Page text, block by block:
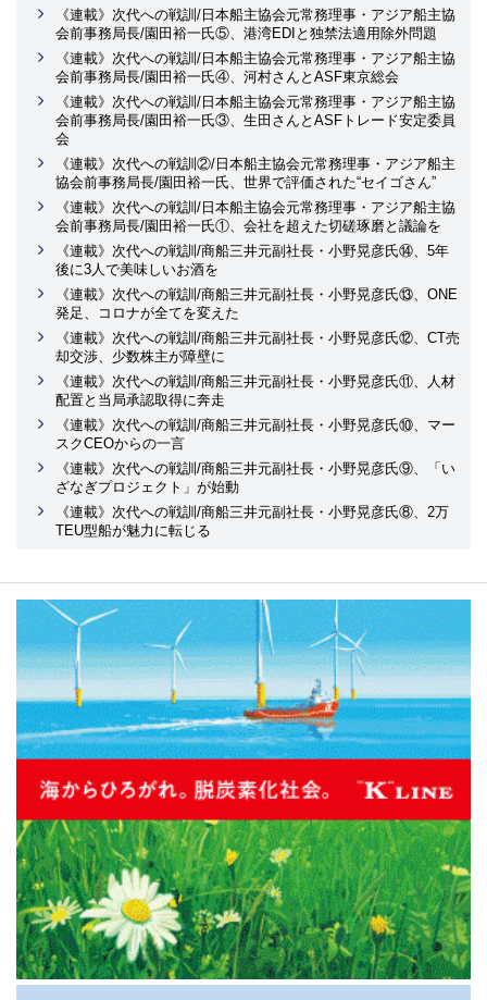
《連載》次代への戦訓/日本船主協会元常務理事・アジア船主協
会前事務局長/園田裕一氏⑤、港湾EDIと独禁法適用除外問題
《連載》次代への戦訓/日本船主協会元常務理事・アジア船主協
会前事務局長/園田裕一氏④、河村さんとASF東京総会
《連載》次代への戦訓/日本船主協会元常務理事・アジア船主協
会前事務局長/園田裕一氏③、生田さんとASFトレード安定委員
会
《連載》次代への戦訓②/日本船主協会元常務理事・アジア船主
協会前事務局長/園田裕一氏、世界で評価された“セイゴさん”
《連載》次代への戦訓/日本船主協会元常務理事・アジア船主協
会前事務局長/園田裕一氏①、会社を超えた切磋琢磨と議論を
《連載》次代への戦訓/商船三井元副社長・小野晃彦氏⑭、5年
後に3人で美味しいお酒を
《連載》次代への戦訓/商船三井元副社長・小野晃彦氏⑬、ONE
発足、コロナが全てを変えた
《連載》次代への戦訓/商船三井元副社長・小野晃彦氏⑫、CT売
却交渉、少数株主が障壁に
《連載》次代への戦訓/商船三井元副社長・小野晃彦氏⑪、人材
配置と当局承認取得に奔走
《連載》次代への戦訓/商船三井元副社長・小野晃彦氏⑩、マー
スクCEOからの一言
《連載》次代への戦訓/商船三井元副社長・小野晃彦氏⑨、「い
ざなぎプロジェクト」が始動
《連載》次代への戦訓/商船三井元副社長・小野晃彦氏⑧、2万
TEU型船が魅力に転じる